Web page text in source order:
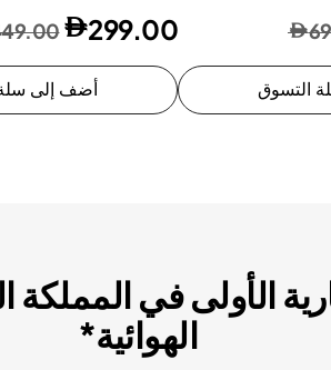
التسوق
299.00
أضف إلى
الأولى في المملكة
الهوائية*